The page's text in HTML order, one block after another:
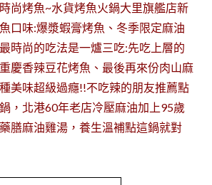
尚烤魚~水貨烤魚火鍋大里旗艦店新
口味:爆漿蝦膏烤魚、冬季限定麻油
時尚的吃法是一爐三吃:先吃上層的
慶香辣豆花烤魚、最後再來份肉山麻
美味超級過癮!!不吃辣的朋友推薦點
，北港60年老店冷壓麻油加上95歲
膳麻油雞湯，養生溫補點這鍋就對